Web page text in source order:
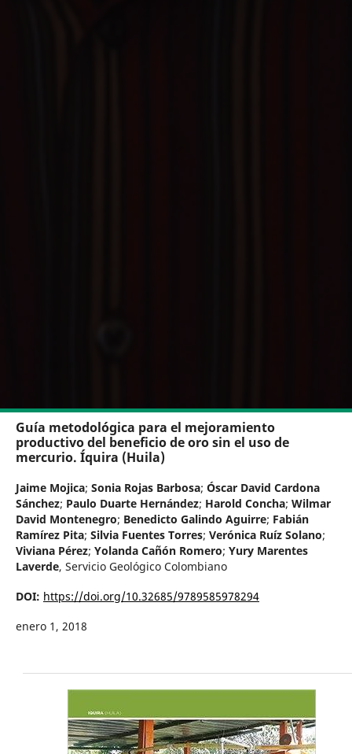
Guía metodológica para el mejoramiento
productivo del beneficio de oro sin el uso de
mercurio. Íquira (Huila)
Jaime Mojica; Sonia Rojas Barbosa; Óscar David Cardona
Sánchez; Paulo Duarte Hernández; Harold Concha; Wilmar
David Montenegro; Benedicto Galindo Aguirre; Fabián
Ramírez Pita; Silvia Fuentes Torres; Verónica Ruíz Solano;
Viviana Pérez; Yolanda Cañón Romero; Yury Marentes
Laverde, Servicio Geológico Colombiano
DOI: https://doi.org/10.32685/9789585978294
enero 1, 2018